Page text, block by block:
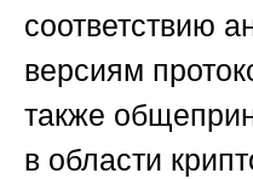
соответствию
версиям
также
в области